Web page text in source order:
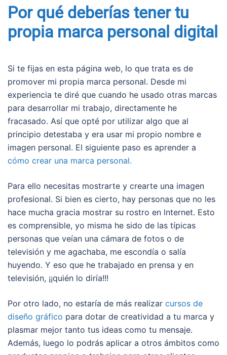
Por qué deberías tener tu
propia marca personal digital
Si te fijas en esta página web, lo que trata es de
promover mi propia marca personal. Desde mi
experiencia te diré que cuando he usado otras marcas
para desarrollar mi trabajo, directamente he
fracasado. Así que opté por utilizar algo que al
principio detestaba y era usar mi propio nombre e
imagen personal. El siguiente paso es aprender a
cómo crear una marca personal.
Para ello necesitas mostrarte y crearte una imagen
profesional. Si bien es cierto, hay personas que no les
hace mucha gracia mostrar su rostro en lnternet. Esto
es comprensible, yo misma he sido de las típicas
personas que veían una cámara de fotos o de
televisión y me agachaba, me escondía o salía
huyendo. Y eso que he trabajado en prensa y en
televisión, ¡¡quién lo diría!!!
Por otro lado, no estaría de más realizar cursos de
diseño gráfico para dotar de creatividad a tu marca y
plasmar mejor tanto tus ideas como tu mensaje.
Además, luego lo podrás aplicar a otros ámbitos como